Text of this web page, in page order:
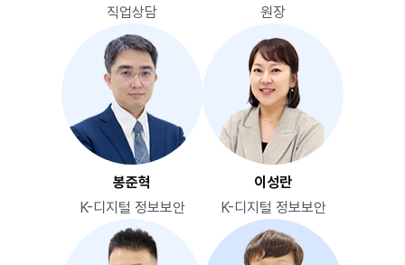
직업상담
원장
봉준혁
K-디지털 정보보안
이성란
K-디지털 정보보안